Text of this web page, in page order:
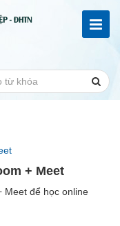
+ Meet
Meet để học online